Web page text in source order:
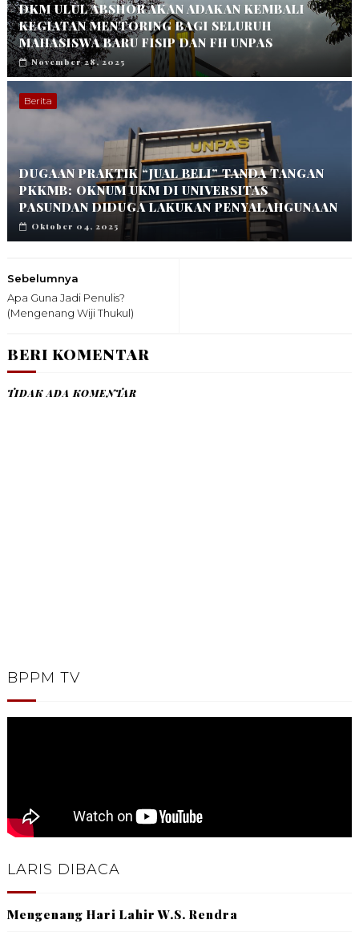
DKM ULUL ABSHOR AKAN ADAKAN KEMBALI
KEGIATAN MENTORING BAGI SELURUH
MAHASISWA BARU FISIP DAN FH UNPAS
November 28, 2025
Berita
DUGAAN PRAKTIK “JUAL BELI” TANDA TANGAN
PKKMB: OKNUM UKM DI UNIVERSITAS
PASUNDAN DIDUGA LAKUKAN PENYALAHGUNAAN
Oktober 04, 2025
Sebelumnya
Apa Guna Jadi Penulis?
(Mengenang Wiji Thukul)
BERI KOMENTAR
TIDAK ADA KOMENTAR
BPPM TV
LARIS DIBACA
Mengenang Hari Lahir W.S. Rendra